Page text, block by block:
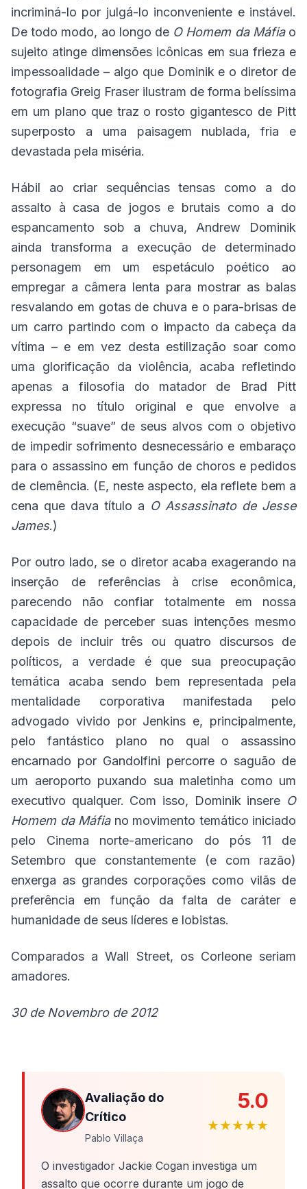
incriminá-lo por julgá-lo inconveniente e instável.
De todo modo, ao longo de O Homem da Máfiao
sujeito atinge dimensões icônicas em sua frieza e
impessoalidade – algo que Dominik e o diretor de
fotografia Greig Fraser ilustram de forma belíssima
em um plano que traz o rosto gigantesco de Pitt
superposto a uma paisagem nublada, fria e
devastada pela miséria.
Hábil ao criar sequências tensas como a do
assalto à casa de jogos e brutais como a do
espancamento sob a chuva, Andrew Dominik
ainda transforma a execução de determinado
personagem em um espetáculo poético ao
empregar a câmera lenta para mostrar as balas
resvalando em gotas de chuva e o para-brisas de
um carro partindo com o impacto da cabeça da
vítima – e em vez desta estilização soar como
uma glorificação da violência, acaba refletindo
apenas a filosofia do matador de Brad Pitt
expressa no título original e que envolve a
execução “suave” de seus alvos com o objetivo
de impedir sofrimento desnecessário e embaraço
para o assassino em função de choros e pedidos
de clemência. (E, neste aspecto, ela reflete bem a
cena que dava título a O Assassinato de Jesse
James.)
Por outro lado, se o diretor acaba exagerando na
inserção de referências à crise econômica,
parecendo não confiar totalmente em nossa
capacidade de perceber suas intenções mesmo
depois de incluir três ou quatro discursos de
políticos, a verdade é que sua preocupação
temática acaba sendo bem representada pela
mentalidade corporativa manifestada pelo
advogado vivido por Jenkins e, principalmente,
pelo fantástico plano no qual o assassino
encarnado por Gandolfini percorre o saguão de
um aeroporto puxando sua maletinha como um
executivo qualquer. Com isso, Dominik insere O
Homem da Máfiano movimento temático iniciado
pelo Cinema norte-americano do pós 11 de
Setembro que constantemente (e com razão)
enxerga as grandes corporações como vilãs de
preferência em função da falta de caráter e
humanidade de seus líderes e lobistas.
Comparados a Wall Street, os Corleone seriam
amadores.
30 de Novembro de 2012
Avaliação do
Crítico
Pablo Villaça
5.0
★★★★★
O investigador Jackie Cogan investiga um
assalto que ocorre durante um jogo de